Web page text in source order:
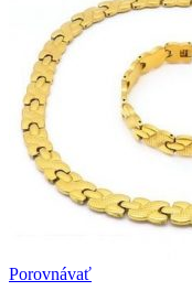
Porovnávať